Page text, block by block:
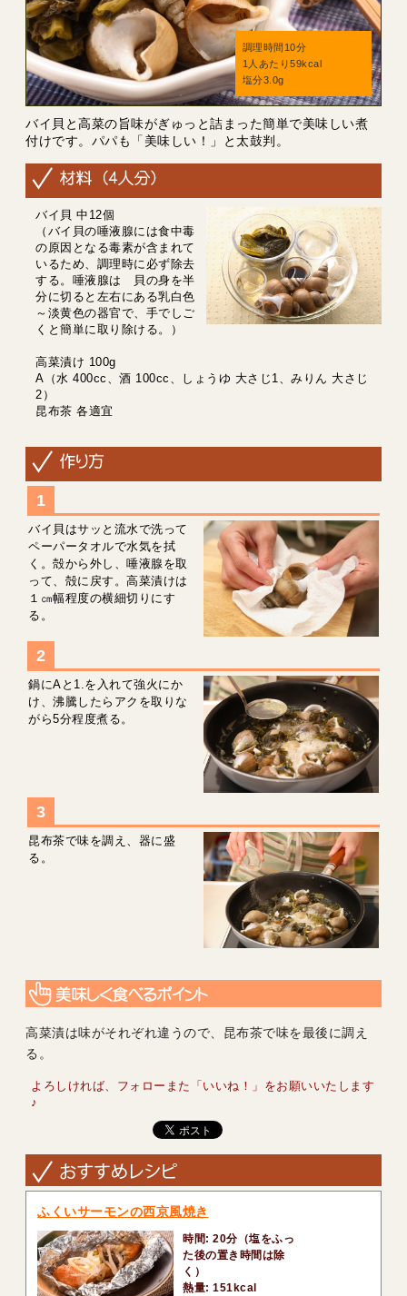
調理時間10分
1人あたり59kcal
塩分3.0g
バイ貝と高菜の旨味がぎゅっと詰まった簡単で美味しい煮
付けです。パパも「美味しい！」と太鼓判。
バイ貝 中12個
（バイ貝の唾液腺には食中毒
の原因となる毒素が含まれて
いるため、調理時に必ず除去
する。唾液腺は 貝の身を半
分に切ると左右にある乳白色
～淡黄色の器官で、手でしご
くと簡単に取り除ける。）
高菜漬け 100g
A（水 400cc、酒 100cc、しょうゆ 大さじ1、みりん 大さじ
2）
昆布茶 各適宜
バイ貝はサッと流水で洗って
ペーパータオルで水気を拭
く。殻から外し、唾液腺を取
って、殻に戻す。高菜漬けは
１㎝幅程度の横細切りにす
る。
鍋にAと1.を入れて強火にか
け、沸騰したらアクを取りな
がら5分程度煮る。
昆布茶で味を調え、器に盛
る。
高菜漬は味がそれぞれ違うので、昆布茶で味を最後に調え
る。
よろしければ、フォローまた「いいね！」をお願いいたします
♪
ふくいサーモンの西京風焼き
時間: 20分（塩をふっ
た後の置き時間は除
く）
熱量: 151kcal